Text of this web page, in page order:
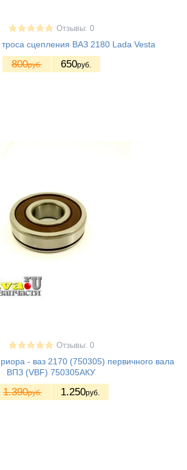
Отзывы: 0
сцепления ВАЗ 2180 Lada Vesta
800руб. 650руб.
Отзывы: 0
- ваз 2170 (750305) первичного вала
ВПЗ (VBF) 750305АКУ
1.390руб. 1.250руб.